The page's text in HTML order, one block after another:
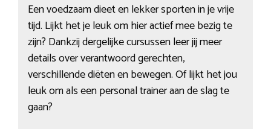
Een voedzaam dieet en lekker sporten in je vrije
tijd. Lijkt het je leuk om hier actief mee bezig te
zijn? Dankzij dergelijke cursussen leer jij meer
details over verantwoord gerechten,
verschillende diëten en bewegen. Of lijkt het jou
leuk om als een personal trainer aan de slag te
gaan?